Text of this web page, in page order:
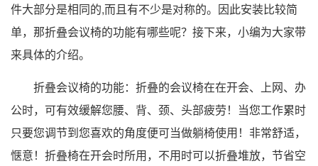
件大部分是相同的,而且有不少是对称的。因此安装比较简
单，那折叠会议椅的功能有哪些呢？接下来，小编为大家带
来具体的介绍。
折叠会议椅的功能：折叠的会议椅在在开会、上网、办
公时，可有效缓解您腰、背、颈、头部疲劳！当您工作累时
只要您调节到您喜欢的角度便可当做躺椅使用！非常舒适，
惬意！折叠椅在开会时所用，不用时可以折叠堆放，节省空